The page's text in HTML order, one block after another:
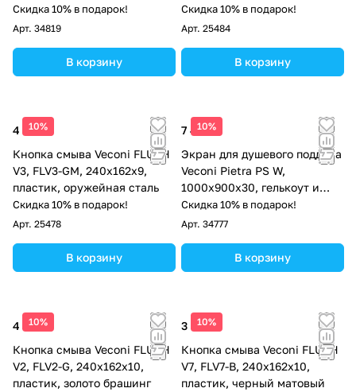
кайма - хром глянец
Скидка 10% в подарок!
Арт. 34819
В корзину
Скидка 10% в подарок!
Арт. 25484
В корзину
10%
4 382 ₽
Кнопка смыва Veconi FLUSH
V3, FLV3-GM, 240х162х9,
пластик, оружейная сталь
Скидка 10% в подарок!
Арт. 25478
В корзину
10%
7 498 ₽
Экран для душевого поддона
Veconi Pietra PS W,
1000x900x30, гелькоут и
стекловолокно, белый
Скидка 10% в подарок!
Арт. 34777
В корзину
10%
4 382 ₽
Кнопка смыва Veconi FLUSH
V2, FLV2-G, 240х162х10,
пластик, золото брашинг
10%
3 034 ₽
Кнопка смыва Veconi FLUSH
V7, FLV7-B, 240х162х10,
пластик, черный матовый